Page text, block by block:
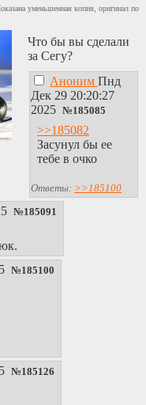
уменьшенная копия, оригинал по
Что бы вы сделали
за Сегу?
Аноним Пнд
Дек 29 20:20:27
2025 №185085
>>185082
Засунул бы ее
тебе в очко
Ответы: >>185100
№185091
№185100
№185126